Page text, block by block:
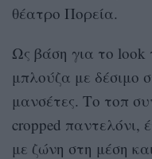
θέατρο Πορεία.
Ως βάση για το look
μπλούζα με δέσιμο
μανσέτες. Το τοπ
cropped παντελόνι,
με ζώνη στη μέση